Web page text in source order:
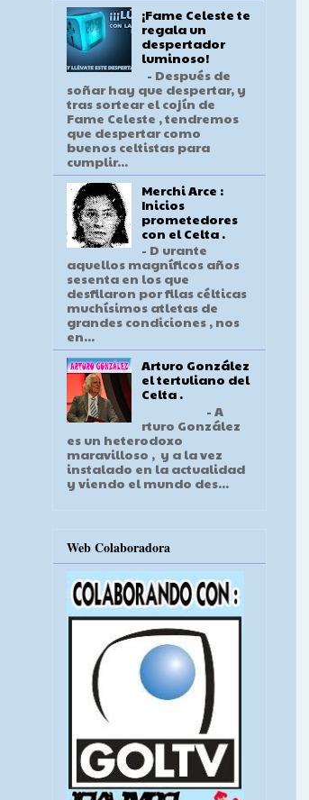
¡Fame Celeste te
regala un
despertador
luminoso!
- Después de
soñar hay que despertar, y
tras sortear el cojín de
Fame Celeste , tendremos
que despertar como
buenos celtistas para
cumplir...
Merchi Arce :
Inicios
prometedores
con el Celta .
- D urante
aquellos magníficos años
sesenta en los que
desfilaron por filas célticas
muchísimos atletas de
grandes condiciones , nos
en...
Arturo González
el tertuliano del
Celta .
- A
rturo González
es un heterodoxo
maravilloso , y a la vez
instalado en la actualidad
y viendo el mundo des...
Web Colaboradora